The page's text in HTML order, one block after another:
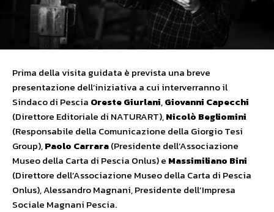
Prima della visita guidata è prevista una breve
presentazione dell’iniziativa a cui interverranno il
Sindaco di Pescia Oreste Giurlani,Giovanni Capecchi
(Direttore Editoriale di NATURART),Nicolò Begliomini
(Responsabile della Comunicazione della Giorgio Tesi
Group),Paolo Carrara(Presidente dell’Associazione
Museo della Carta di Pescia Onlus) e Massimiliano Bini
(Direttore dell’Associazione Museo della Carta di Pescia
Onlus), Alessandro Magnani, Presidente dell’Impresa
Sociale Magnani Pescia.